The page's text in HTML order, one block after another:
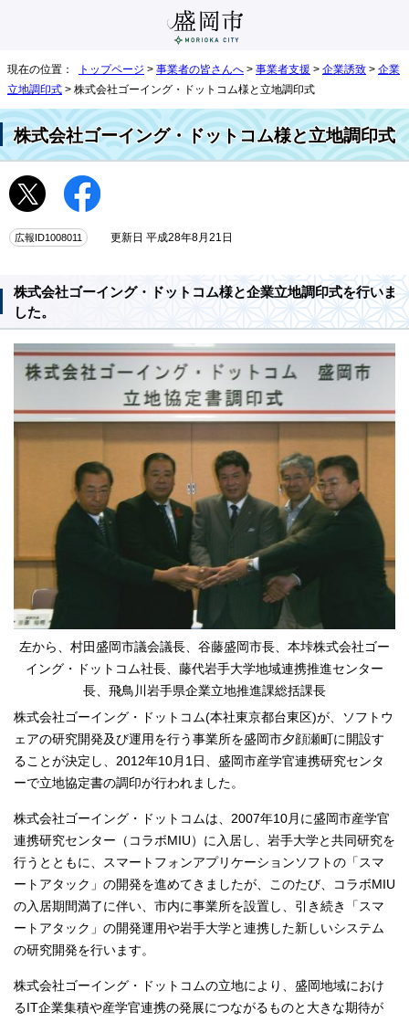
現在の位置： トップページ > 事業者の皆さんへ > 事業者支援 > 企業誘致 > 企業
立地調印式 > 株式会社ゴーイング・ドットコム様と立地調印式
株式会社ゴーイング・ドットコム様と立地調印式
広報ID1008011 更新日 平成28年8月21日
株式会社ゴーイング・ドットコム様と企業立地調印式を行いま
した。
左から、村田盛岡市議会議長、谷藤盛岡市長、本垰株式会社ゴー
イング・ドットコム社長、藤代岩手大学地域連携推進センター
長、飛鳥川岩手県企業立地推進課総括課長
株式会社ゴーイング・ドットコム(本社東京都台東区)が、ソフトウ
ェアの研究開発及び運用を行う事業所を盛岡市夕顔瀬町に開設す
ることが決定し、2012年10月1日、盛岡市産学官連携研究センタ
ーで立地協定書の調印が行われました。
株式会社ゴーイング・ドットコムは、2007年10月に盛岡市産学官
連携研究センター（コラボMIU）に入居し、岩手大学と共同研究を
行うとともに、スマートフォンアプリケーションソフトの「スマ
ートアタック」の開発を進めてきましたが、このたび、コラボMIU
の入居期間満了に伴い、市内に事業所を設置し、引き続き「スマ
ートアタック」の開発運用や岩手大学と連携した新しいシステム
の研究開発を行います。
株式会社ゴーイング・ドットコムの立地により、盛岡地域におけ
るIT企業集積や産学官連携の発展につながるものと大きな期待が